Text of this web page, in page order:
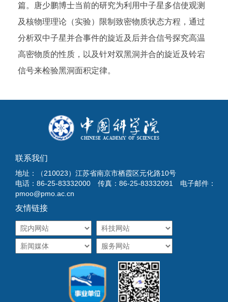
篇。唐少鹏博士当前的研究为利用中子星多信使观测
及核物理理论（实验）限制致密物质状态方程，通过
分析双中子星并合事件的旋近及后并合信号探究高温
高密物质的性质，以及针对双黑洞并合的旋近及铃宕
信号来检验黑洞面积定律。
联系我们
地址：（210023）江苏省南京市栖霞区元化路10号
电话：86-25-83332000 传真：86-25-83332091 电子邮件：
pmoo@pmo.ac.cn
友情链接